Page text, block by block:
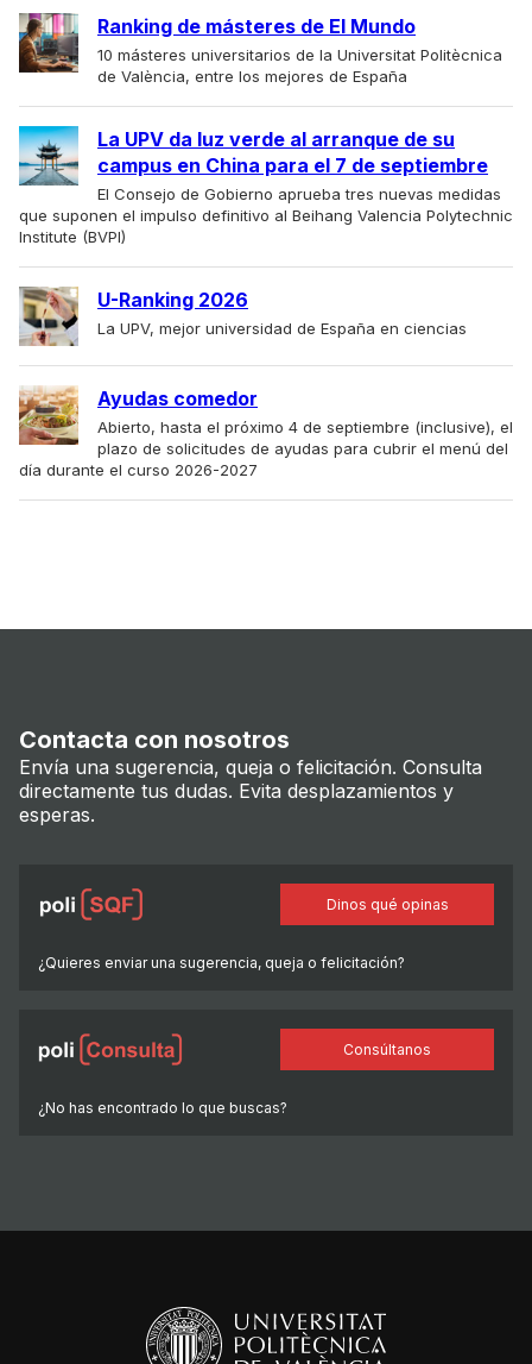
Ranking de másteres de El Mundo
10 másteres universitarios de la Universitat Politècnica
de València, entre los mejores de España
La UPV da luz verde al arranque de su
campus en China para el 7 de septiembre
El Consejo de Gobierno aprueba tres nuevas medidas
que suponen el impulso definitivo al Beihang Valencia Polytechnic
Institute (BVPI)
U-Ranking 2026
La UPV, mejor universidad de España en ciencias
Ayudas comedor
Abierto, hasta el próximo 4 de septiembre (inclusive), el
plazo de solicitudes de ayudas para cubrir el menú del
día durante el curso 2026-2027
Contacta con nosotros
Envía una sugerencia, queja o felicitación. Consulta
directamente tus dudas. Evita desplazamientos y
esperas.
¿Quieres enviar una sugerencia, queja o felicitación?
Dinos qué opinas
¿No has encontrado lo que buscas?
Consúltanos